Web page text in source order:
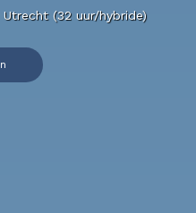
Utrecht (32 uur/hybride)